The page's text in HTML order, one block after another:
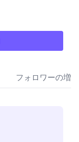
フォロワーの増加